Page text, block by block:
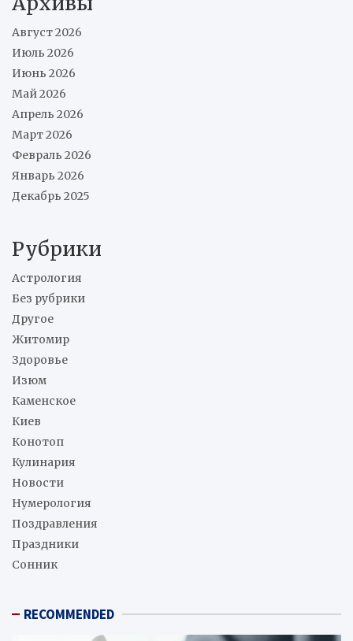
Август 2026
Июль 2026
Июнь 2026
Май 2026
Апрель 2026
Март 2026
Февраль 2026
Январь 2026
Декабрь 2025
Рубрики
Астрология
Без рубрики
Другое
Житомир
Здоровье
Изюм
Каменское
Киев
Конотоп
Кулинария
Новости
Нумерология
Поздравления
Праздники
Сонник
RECOMMENDED